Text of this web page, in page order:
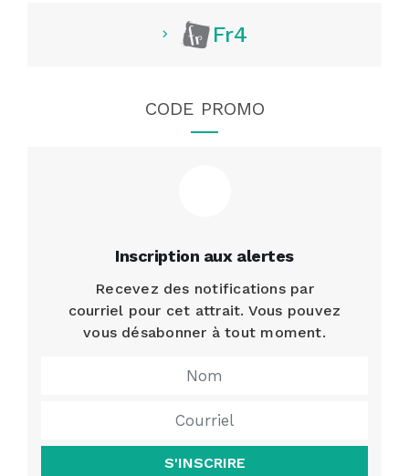
Fr4
CODE PROMO
Inscription aux alertes
Recevez des notifications par
courriel pour cet attrait. Vous pouvez
vous désabonner à tout moment.
S'INSCRIRE